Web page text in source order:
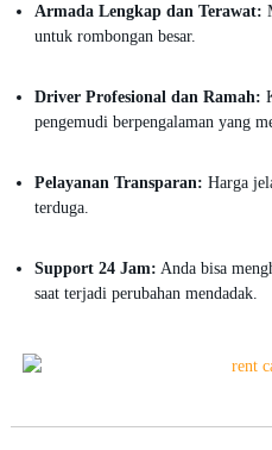
Armada Lengkap dan Terawat:
untuk rombongan besar.
Driver Profesional dan Ramah:
pengemudi berpengalaman yang
Pelayanan Transparan: Harga
terduga.
Support 24 Jam: Anda bisa
saat terjadi perubahan mendadak.